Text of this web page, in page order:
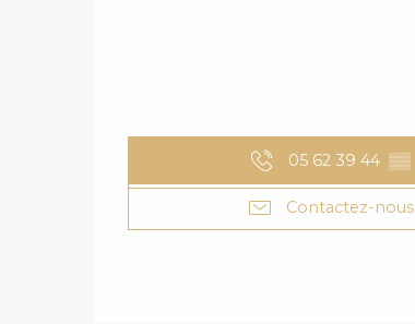
05 62 39 44 ▒▒
Contactez-nous